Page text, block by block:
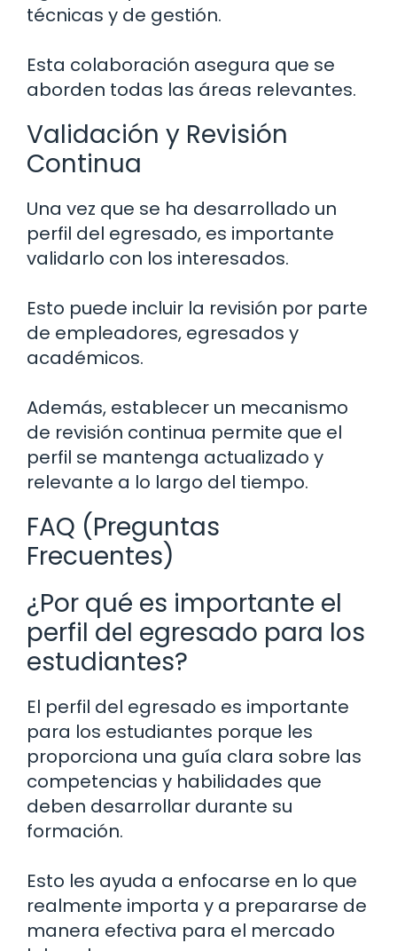
técnicas y de gestión.
Esta colaboración asegura que se
aborden todas las áreas relevantes.
Validación y Revisión
Continua
Una vez que se ha desarrollado un
perfil del egresado, es importante
validarlo con los interesados.
Esto puede incluir la revisión por parte
de empleadores, egresados y
académicos.
Además, establecer un mecanismo
de revisión continua permite que el
perfil se mantenga actualizado y
relevante a lo largo del tiempo.
FAQ (Preguntas
Frecuentes)
¿Por qué es importante el
perfil del egresado para los
estudiantes?
El perfil del egresado es importante
para los estudiantes porque les
proporciona una guía clara sobre las
competencias y habilidades que
deben desarrollar durante su
formación.
Esto les ayuda a enfocarse en lo que
realmente importa y a prepararse de
manera efectiva para el mercado